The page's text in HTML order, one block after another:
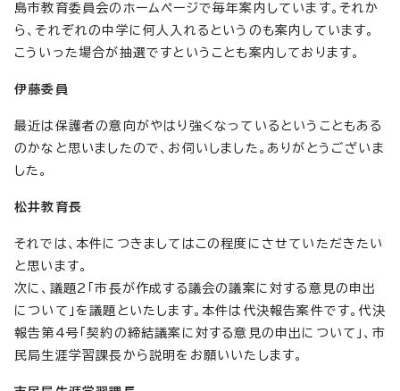
島市教育委員会のホームページで毎年案内しています。それか
ら、それぞれの中学に何人入れるというのも案内しています。
こういった場合が抽選ですということも案内しております。
伊藤委員
最近は保護者の意向がやはり強くなっているということもある
のかなと思いましたので、お伺いしました。ありがとうございま
した。
松井教育長
それでは、本件につきましてはこの程度にさせていただきたい
と思います。
次に、議題2「市長が作成する議会の議案に対する意見の申出
について」を議題といたします。本件は代決報告案件です。代決
報告第4号「契約の締結議案に対する意見の申出について」、市
民局生涯学習課長から説明をお願いいたします。